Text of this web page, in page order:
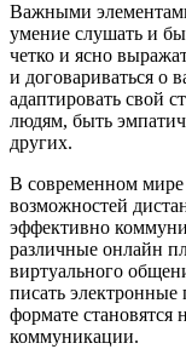
Важными
умение слушать и
четко и ясно
и договариваться о
адаптировать свой
людям, быть
других.
В современном
возможностей
эффективно
различные онлайн
виртуального
писать
формате
коммуникации.